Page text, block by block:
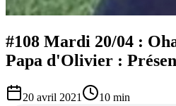
#108 Mardi 20/04 :
Papa d'Olivier :
20 avril 2021 10 min